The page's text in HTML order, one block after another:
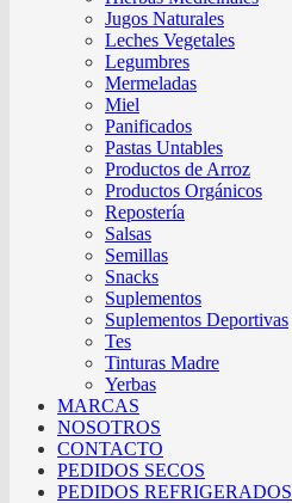
Jugos Naturales
Leches Vegetales
Legumbres
Mermeladas
Miel
Panificados
Pastas Untables
Productos de Arroz
Productos Orgánicos
Repostería
Salsas
Semillas
Snacks
Suplementos
Suplementos Deportivas
Tes
Tinturas Madre
Yerbas
MARCAS
NOSOTROS
CONTACTO
PEDIDOS SECOS
PEDIDOS REFRIGERADOS